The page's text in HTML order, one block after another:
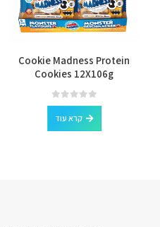
Cookie Madness Protein
Cookies 12X106g
0
out of 5
קרא עוד